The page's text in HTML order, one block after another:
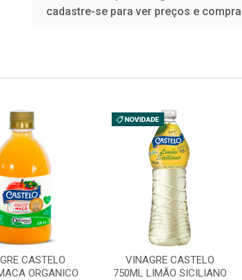
cadastre-se para ver preços e
CASTELO
ORGANICO
VINAGRE CASTELO
750ML LIMÃO SICILIANO